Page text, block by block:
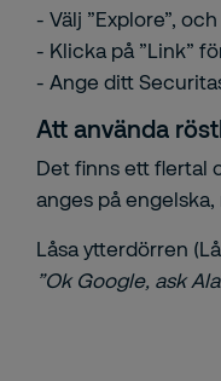
- Välj ”Explore”,
- Klicka på ”Link”
- Ange ditt
Att använda
Det finns ett flertal
anges på
Låsa ytterdörren
”Ok Google, ask